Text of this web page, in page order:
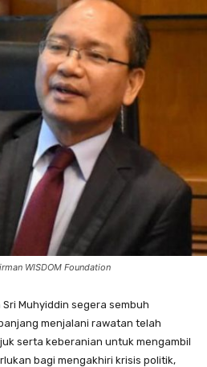
WISDOM Foundation
Muhyiddin segera sembuh
menjalani rawatan telah
serta keberanian untuk mengambil
bagi mengakhiri krisis politik,